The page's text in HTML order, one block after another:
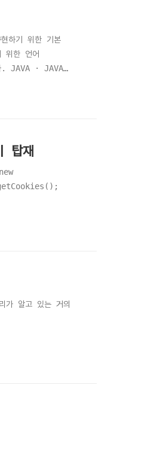
하기 위한 기본
위한 언어
. JAVA · JAVA
탑재
가 알고 있는 거의